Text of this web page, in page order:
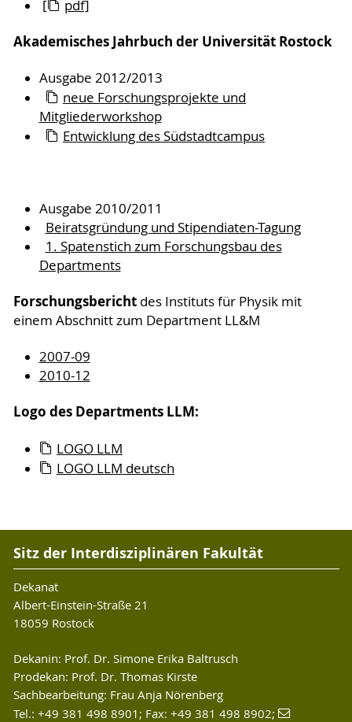
[ pdf]
Akademisches Jahrbuch der Universität Rostock
Ausgabe 2012/2013
neue Forschungsprojekte und
Mitgliederworkshop
Entwicklung des Südstadtcampus
Ausgabe 2010/2011
Beiratsgründung und Stipendiaten-Tagung
1. Spatenstich zum Forschungsbau des
Departments
Forschungsberichtdes Instituts für Physik mit
einem Abschnitt zum Department LL&M
2007-09
2010-12
Logo des Departments LLM:
LOGO LLM
LOGO LLM deutsch
Sitz der Interdisziplinären Fakultät
Dekanat
Albert-Einstein-Straße 21
18059 Rostock
Dekanin: Prof. Dr. Simone Erika Baltrusch
Prodekan: Prof. Dr. Thomas Kirste
Sachbearbeitung: Frau Anja Nörenberg
Tel.: +49 381 498 8901; Fax: +49 381 498 8902;